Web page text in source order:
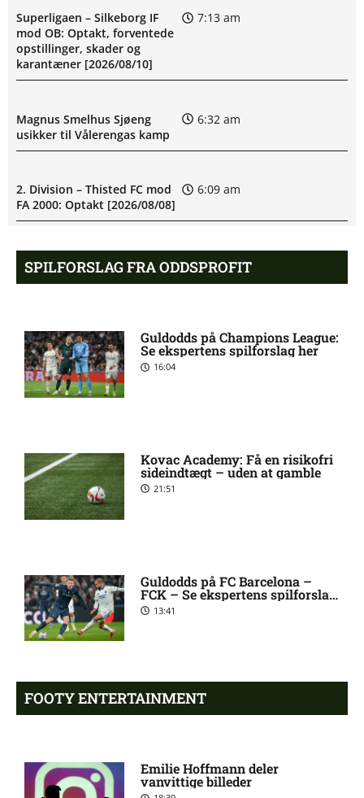
Superligaen – Silkeborg IF
mod OB: Optakt, forventede
opstillinger, skader og
karantæner [2026/08/10]
7:13 am
Magnus Smelhus Sjøeng
usikker til Vålerengas kamp
6:32 am
2. Division – Thisted FC mod
FA 2000: Optakt [2026/08/08]
6:09 am
Håkon Evjen på skadeslisten
hos Bodø/Glimt
6:07 am
August Mikkelsen ude med
skade for Bodø/Glimt
8:33 pm
1. Division – FC Fredericia
Martin Ove Roseth
skadesstatus hos Viking
Henrik Sælebakke Falchener i
tvivl hos Viking
Ibrahim Cissé skade: status
Charlie Steven Brian Pavey
4:07 pm
SPILFORSLAG FRA ODDSPROFIT
Guldodds på Champions League:
Se ekspertens spilforslag her
16:04
Kovac Academy: Få en risikofri
sideindtægt – uden at gamble
21:51
Guldodds på FC Barcelona –
FCK – Se ekspertens spilforslag
her13:41
FOOTY ENTERTAINMENT
Emilie Hoffmann deler
vanvittige billeder